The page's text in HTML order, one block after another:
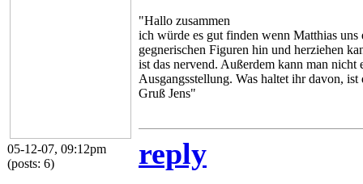
05-12-07, 09:12pm
(posts: 6)
"Hallo zusammen
ich würde es gut finden wenn Matthias
gegnerischen Figuren hin und herziehen
ist das nervend. Außerdem kann man
Ausgangsstellung. Was haltet ihr davon,
Gruß Jens"
reply